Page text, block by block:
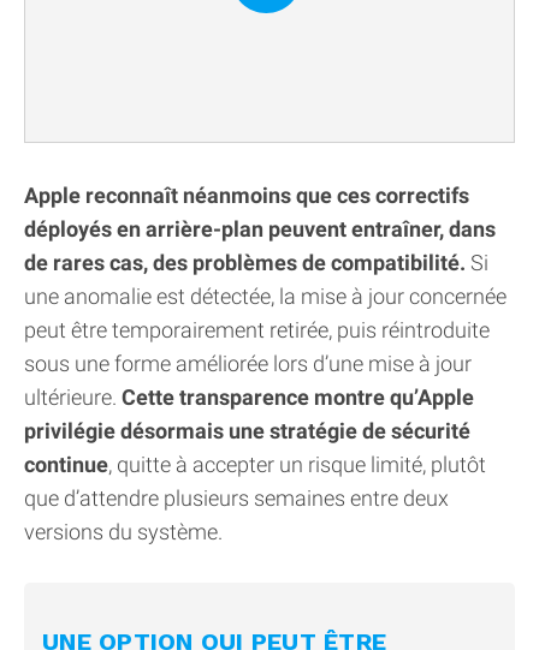
Apple reconnaît néanmoins que ces correctifs
déployés en arrière-plan peuvent entraîner, dans
de rares cas, des problèmes de compatibilité. Si
une anomalie est détectée, la mise à jour concernée
peut être temporairement retirée, puis réintroduite
sous une forme améliorée lors d’une mise à jour
ultérieure. Cette transparence montre qu’Apple
privilégie désormais une stratégie de sécurité
continue, quitte à accepter un risque limité, plutôt
que d’attendre plusieurs semaines entre deux
versions du système.
UNE OPTION QUI PEUT ÊTRE